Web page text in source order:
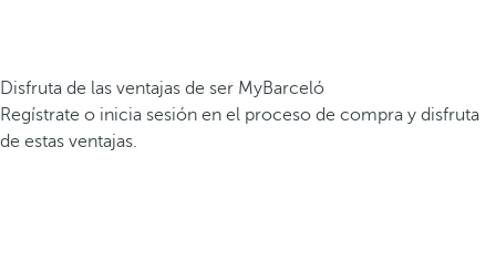
Disfruta de las ventajas de ser MyBarceló
Regístrate o inicia sesión en el proceso de compra y disfruta
de estas ventajas.